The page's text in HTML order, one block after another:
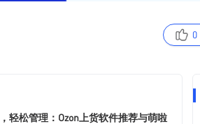
0
轻松管理：Ozon上货软件推荐与萌啦